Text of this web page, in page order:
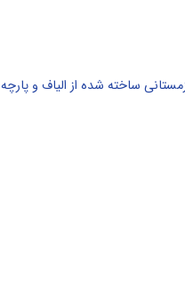
پنبه ای و ضد حساسیت و بسیار راحت برای کودکان